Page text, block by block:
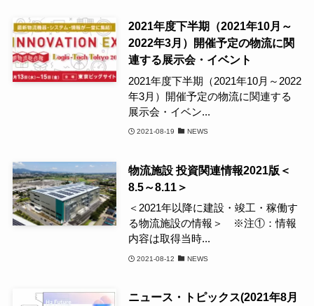
2021年度下半期（2021年10月～
2022年3月）開催予定の物流に関
連する展示会・イベント
2021年度下半期（2021年10月～2022
年3月）開催予定の物流に関連する
展示会・イベン...
2021-08-19 NEWS
物流施設 投資関連情報2021版＜
8.5～8.11＞
＜2021年以降に建設・竣工・稼働す
る物流施設の情報＞ ※注①：情報
内容は取得当時...
2021-08-12 NEWS
ニュース・トピックス(2021年8月